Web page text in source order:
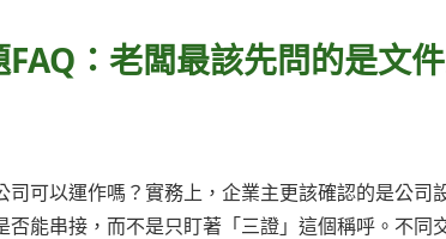
：老闆最該先問的是文
可以運作嗎？實務上，企業主更該確認的是公司
否能串接，而不是只盯著「三證」這個稱呼。不同